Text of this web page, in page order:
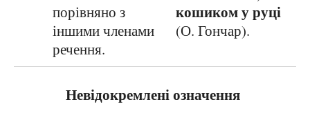
порівняно з
іншими членами
речення.
кошиком у руці
(О. Гончар).
Невідокремлені означення